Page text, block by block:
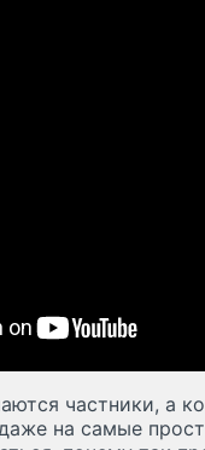
частники, а
на самые